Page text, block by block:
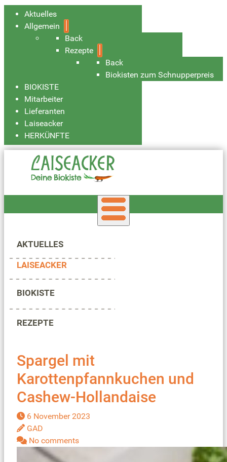
Aktuelles
Allgemein
Back
Rezepte
Back
Biokisten zum Schnupperpreis
BIOKISTE
Mitarbeiter
Lieferanten
Laiseacker
HERKÜNFTE
AKTUELLES
LAISEACKER
BIOKISTE
REZEPTE
Spargel mit
Karottenpfannkuchen und
Cashew-Hollandaise
6 November 2023
GAD
No comments